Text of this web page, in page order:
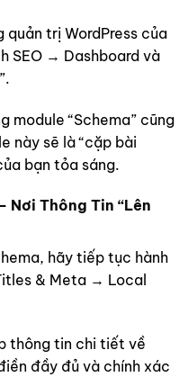
trị WordPress của
SEO → Dashboard và
module “Schema” cũng
này sẽ là “cặp bài
bạn tỏa sáng.
Nơi Thông Tin “Lên
hãy tiếp tục hành
& Meta → Local
thông tin chi tiết về
đầy đủ và chính xác